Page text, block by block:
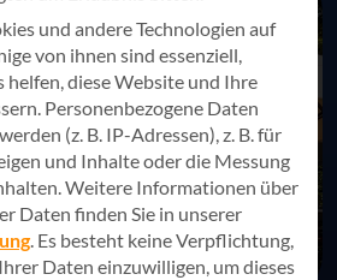
und andere Technologien auf
von ihnen sind essenziell,
helfen, diese Website und Ihre
Personenbezogene Daten
(z. B. IP-Adressen), z. B. für
und Inhalte oder die Messung
Weitere Informationen über
Daten finden Sie in unserer
. Es besteht keine Verpflichtung,
Daten einzuwilligen, um dieses